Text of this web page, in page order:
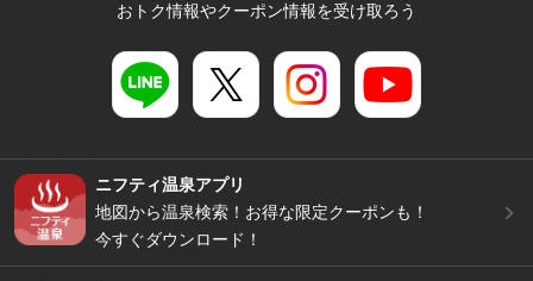
おトク情報やクーポン情報を受け取ろう
ニフティ温泉アプリ
地図から温泉検索！お得な限定クーポンも！
今すぐダウンロード！